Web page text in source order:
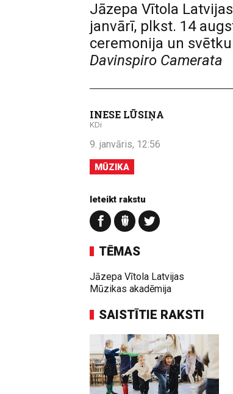
Jāzepa Vītola
janvārī, plkst. 14
ceremonija un
Davinspiro Camerata
INESE LŪSIŅA
KDi
9. janvāris, 12:56
MŪZIKA
Ieteikt rakstu
TĒMAS
Jāzepa Vītola Latvijas
Mūzikas akadēmija
SAISTĪTIE RAKSTI